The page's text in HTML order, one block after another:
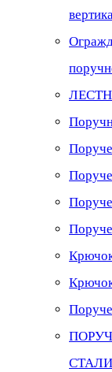
СТАЛИ